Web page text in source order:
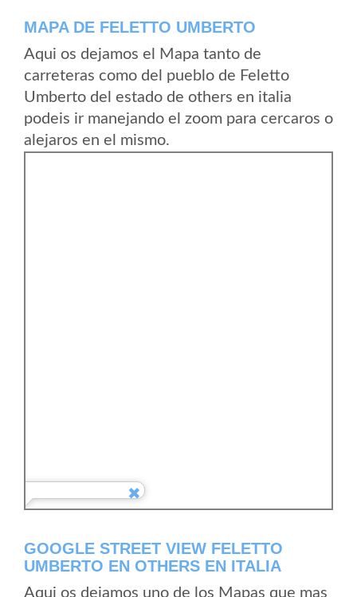
MAPA DE FELETTO UMBERTO
Aqui os dejamos el Mapa tanto de
carreteras como del pueblo de Feletto
Umberto del estado de others en italia
podeis ir manejando el zoom para cercaros o
alejaros en el mismo.
GOOGLE STREET VIEW FELETTO
UMBERTO EN OTHERS EN ITALIA
Aqui os dejamos uno de los Mapas que mas